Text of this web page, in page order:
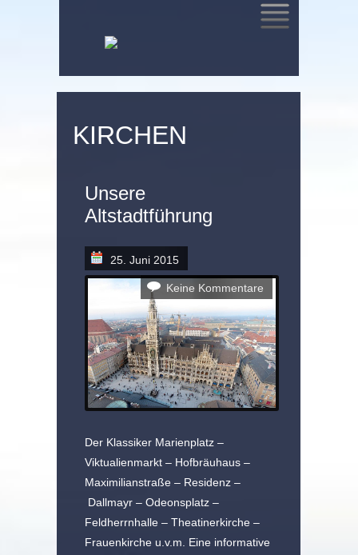
TO
KIRCHEN
Unsere
Altstadtführung
25. Juni 2015
Keine Kommentare
Der Klassiker Marienplatz –
Viktualienmarkt – Hofbräuhaus –
Maximilianstraße – Residenz –
Dallmayr – Odeonsplatz –
Feldherrnhalle – Theatinerkirche –
Frauenkirche u.v.m. Eine informative